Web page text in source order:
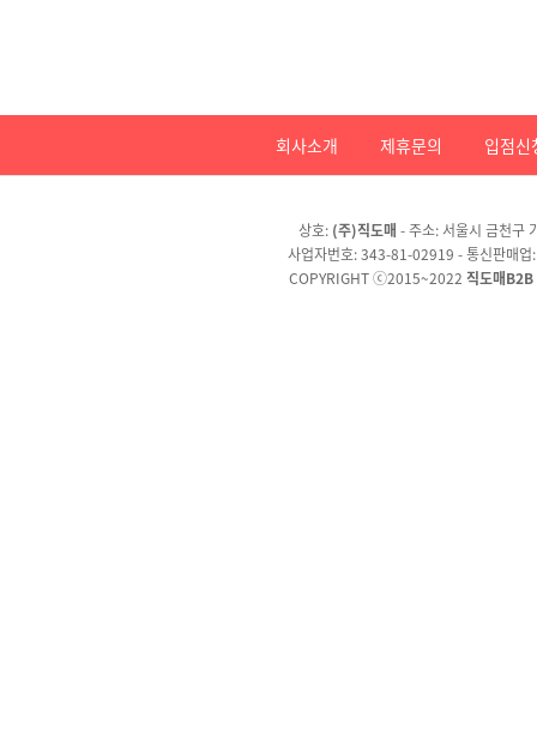
회사소개 제휴문의 입점신
상호: (주)직도매 - 주소: 서울시 금천구
사업자번호: 343-81-02919 - 통신판매
COPYRIGHT ⓒ2015~2022 직도매B2B